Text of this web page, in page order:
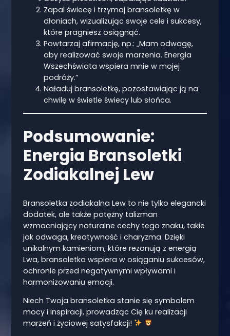
Zapal świecę i trzymaj bransoletkę w
dłoniach, wizualizując swoje cele i sukcesy,
które pragniesz osiągnąć.
Powtarzaj afirmację, np.: „Mam odwagę,
aby realizować swoje marzenia. Energia
Wszechświata wspiera mnie w mojej
podróży.”
Naładuj bransoletkę, pozostawiając ją na
chwilę w świetle świecy lub słońca.
Podsumowanie:
Energia Bransoletki
Zodiakalnej Lew
Bransoletka zodiakalna Lew to nie tylko elegancki
dodatek, ale także potężny talizman
wzmacniający naturalne cechy tego znaku, takie
jak odwaga, kreatywność i charyzma. Dzięki
unikalnym kamieniom, które rezonują z energią
Lwa, bransoletka wspiera w osiąganiu sukcesów,
ochronie przed negatywnymi wpływami i
harmonizowaniu emocji.
Niech Twoja bransoletka stanie się symbolem
mocy i inspiracji, prowadząc Cię ku realizacji
marzeń i życiowej satysfakcji!